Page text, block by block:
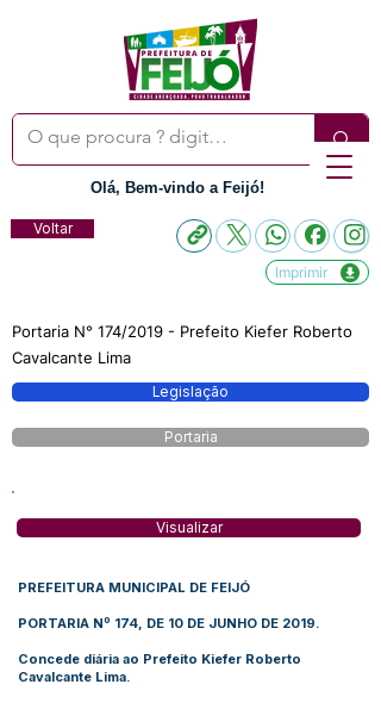
Olá, Bem-vindo a Feijó!
Voltar
Imprimir
Portaria N° 174/2019 - Prefeito Kiefer Roberto
Cavalcante Lima
Legislação
Portaria
Visualizar
PREFEITURA MUNICIPAL DE FEIJÓ
PORTARIA Nº 174, DE 10 DE JUNHO DE 2019.
Concede diária ao Prefeito Kiefer Roberto
Cavalcante Lima.